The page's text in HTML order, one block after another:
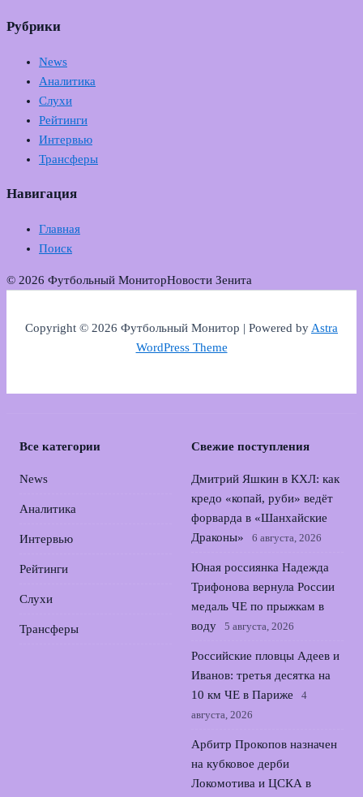
Рубрики
News
Аналитика
Слухи
Рейтинги
Интервью
Трансферы
Навигация
Главная
Поиск
© 2026 Футбольный МониторНовости Зенита
Copyright © 2026 Футбольный Монитор | Powered byAstra
WordPress Theme
Все категории
News
Аналитика
Интервью
Рейтинги
Слухи
Трансферы
Свежие поступления
Дмитрий Яшкин в КХЛ: как
кредо «копай, руби» ведёт
форварда в «Шанхайские
Драконы»
6 августа, 2026
Юная россиянка Надежда
Трифонова вернула России
медаль ЧЕ по прыжкам в
воду
5 августа, 2026
Российские пловцы Адеев и
Иванов: третья десятка на
10 км ЧЕ в Париже
4
августа, 2026
Арбитр Прокопов назначен
на кубковое дерби
Локомотива и ЦСКА в